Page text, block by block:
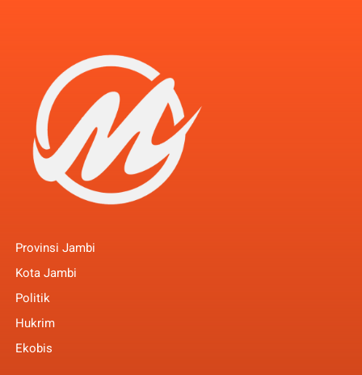
Provinsi Jambi
Kota Jambi
Politik
Hukrim
Ekobis